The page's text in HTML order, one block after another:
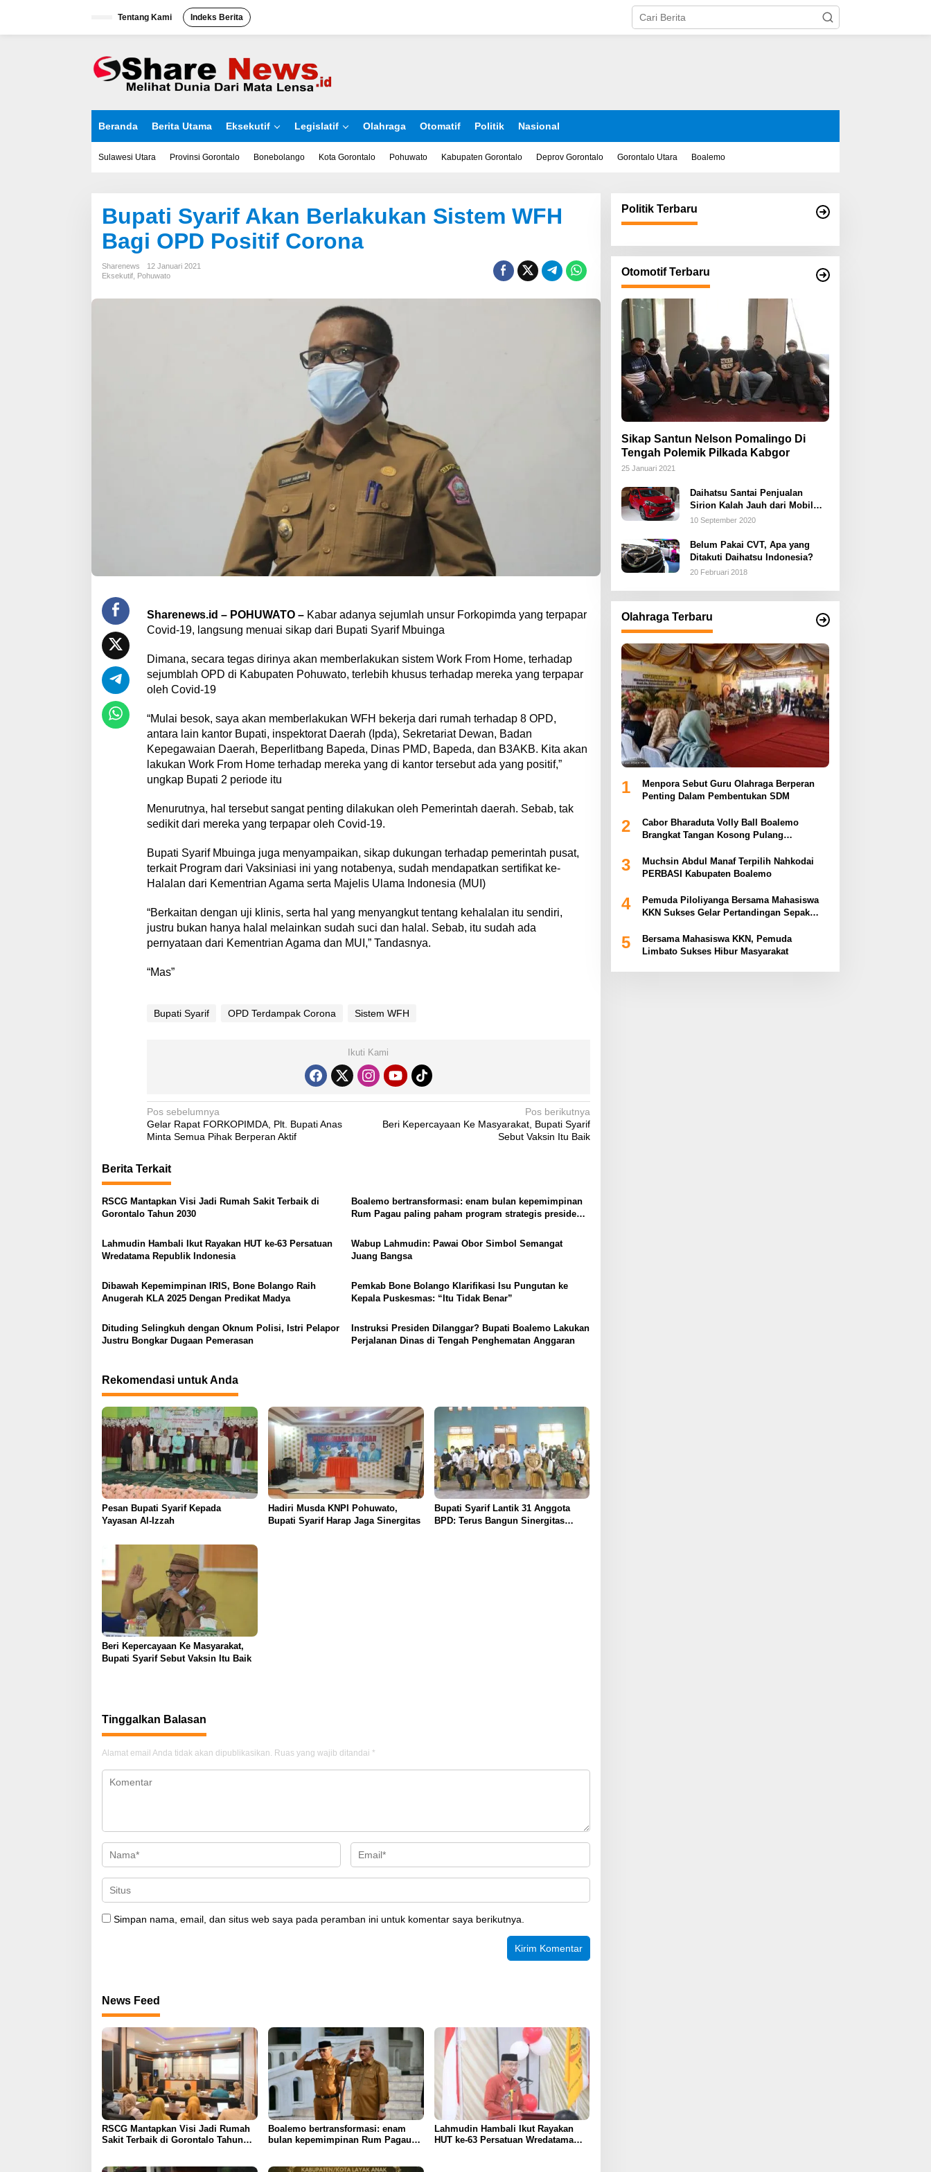
Tentang Kami Indeks Berita
Beranda Berita Utama Eksekutif Legislatif Olahraga Otomatif Politik Nasional
Sulawesi Utara Provinsi Gorontalo Bonebolango Kota Gorontalo Pohuwato Kabupaten Gorontalo Deprov Gorontalo Gorontalo Utara Boalemo
Bupati Syarif Akan Berlakukan Sistem WFH
Bagi OPD Positif Corona
Sharenews
12 Januari 2021
Eksekutif Pohuwato
Sharenews.id – POHUWATO –Kabar adanya sejumlah unsur Forkopimda yang terpapar
Covid-19, langsung menuai sikap dari Bupati Syarif Mbuinga
Dimana, secara tegas dirinya akan memberlakukan sistem Work From Home, terhadap
sejumblah OPD di Kabupaten Pohuwato, terlebih khusus terhadap mereka yang terpapar
oleh Covid-19
“Mulai besok, saya akan memberlakukan WFH bekerja dari rumah terhadap 8 OPD,
antara lain kantor Bupati, inspektorat Daerah (Ipda), Sekretariat Dewan, Badan
Kepegawaian Daerah, Beperlitbang Bapeda, Dinas PMD, Bapeda, dan B3AKB. Kita akan
lakukan Work From Home terhadap mereka yang di kantor tersebut ada yang positif,”
ungkap Bupati 2 periode itu
Menurutnya, hal tersebut sangat penting dilakukan oleh Pemerintah daerah. Sebab, tak
sedikit dari mereka yang terpapar oleh Covid-19.
Bupati Syarif Mbuinga juga menyampaikan, sikap dukungan terhadap pemerintah pusat,
terkait Program dari Vaksiniasi ini yang notabenya, sudah mendapatkan sertifikat ke-
Halalan dari Kementrian Agama serta Majelis Ulama Indonesia (MUI)
“Berkaitan dengan uji klinis, serta hal yang menyangkut tentang kehalalan itu sendiri,
justru bukan hanya halal melainkan sudah suci dan halal. Sebab, itu sudah ada
pernyataan dari Kementrian Agama dan MUI,” Tandasnya.
“Mas”
Bupati Syarif OPD Terdampak Corona Sistem WFH
Ikuti Kami
N
a
i
a
i
o
Pos sebelumnya
Gelar Rapat FORKOPIMDA, Plt. Bupati Anas
Minta Semua Pihak Berperan Aktif
Pos berikutnya
Beri Kepercayaan Ke Masyarakat, Bupati Syarif
Sebut Vaksin Itu Baik
Berita Terkait
RSCG Mantapkan Visi Jadi Rumah Sakit Terbaik di
Gorontalo Tahun 2030
Boalemo bertransformasi: enam bulan kepemimpinan
Rum Pagau paling paham program strategis presiden
Lahmudin Hambali Ikut Rayakan HUT ke-63 Persatuan
Wredatama Republik Indonesia
Wabup Lahmudin: Pawai Obor Simbol Semangat
Juang Bangsa
Dibawah Kepemimpinan IRIS, Bone Bolango Raih
Anugerah KLA 2025 Dengan Predikat Madya
Pemkab Bone Bolango Klarifikasi Isu Pungutan ke
Kepala Puskesmas: “Itu Tidak Benar”
Dituding Selingkuh dengan Oknum Polisi, Istri Pelapor
Justru Bongkar Dugaan Pemerasan
Instruksi Presiden Dilanggar? Bupati Boalemo Lakukan
Perjalanan Dinas di Tengah Penghematan Anggaran
Rekomendasi untuk Anda
Pesan Bupati Syarif Kepada
Yayasan Al-Izzah
Hadiri Musda KNPI Pohuwato,
Bupati Syarif Harap Jaga Sinergitas
Bupati Syarif Lantik 31 Anggota
BPD: Terus Bangun Sinergitas
Beri Kepercayaan Ke Masyarakat,
Bupati Syarif Sebut Vaksin Itu Baik
Tinggalkan Balasan
Alamat email Anda tidak akan dipublikasikan. Ruas yang wajib ditandai *
Simpan nama, email, dan situs web saya pada peramban ini untuk komentar saya berikutnya.
News Feed
RSCG Mantapkan Visi Jadi Rumah
Sakit Terbaik di Gorontalo Tahun
Boalemo bertransformasi: enam
bulan kepemimpinan Rum Pagau
Lahmudin Hambali Ikut Rayakan
HUT ke-63 Persatuan Wredatama
Politik Terbaru
Otomotif Terbaru
Sikap Santun Nelson Pomalingo Di
Tengah Polemik Pilkada Kabgor
25 Januari 2021
Daihatsu Santai Penjualan
Sirion Kalah Jauh dari Mobil
LCGC
10 September 2020
Belum Pakai CVT, Apa yang
Ditakuti Daihatsu Indonesia?
20 Februari 2018
Olahraga Terbaru
1
Menpora Sebut Guru Olahraga Berperan
Penting Dalam Pembentukan SDM
2
Cabor Bharaduta Volly Ball Boalemo
Brangkat Tangan Kosong Pulang
3
Muchsin Abdul Manaf Terpilih Nahkodai
PERBASI Kabupaten Boalemo
4
Pemuda Piloliyanga Bersama Mahasiswa
KKN Sukses Gelar Pertandingan Sepak
5
Bersama Mahasiswa KKN, Pemuda
Limbato Sukses Hibur Masyarakat